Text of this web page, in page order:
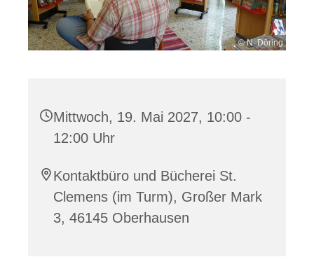
© N. Döring
Mittwoch, 19. Mai 2027, 10:00 -
12:00 Uhr
Kontaktbüro und Bücherei St.
Clemens (im Turm), Großer Mark
3, 46145 Oberhausen